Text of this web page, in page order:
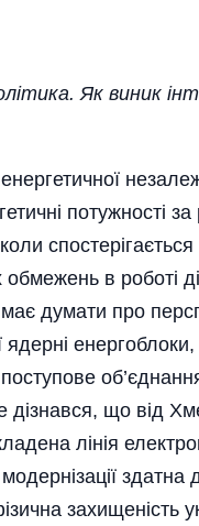
Як виник
потужності
обмежень в
думати про
ядерні
дізнався, що від
лінія
модернізації
захищеність